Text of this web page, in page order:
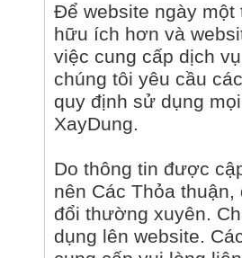
Để website ngày
hữu ích hơn và
việc cung cấp dịch
chúng tôi yêu cầu
quy định sử dụng
XayDung.
Do thông tin được
nên Các Thỏa
đổi thường xuyên.
dụng lên website.